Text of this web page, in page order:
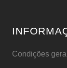
Condições